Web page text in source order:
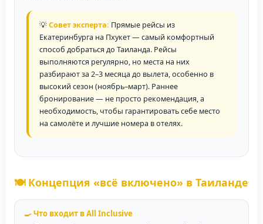
💡Совет эксперта: Прямые рейсы из
Екатеринбурга на Пхукет — самый комфортный
способ добраться до Таиланда. Рейсы
выполняются регулярно, но места на них
разбирают за 2–3 месяца до вылета, особенно в
высокий сезон (ноябрь–март). Раннее
бронирование — не просто рекомендация, а
необходимость, чтобы гарантировать себе место
на самолёте и лучшие номера в отелях.
🍽️ Концепция «всё включено» в Таиланде
🍳 Что входит в All Inclusive